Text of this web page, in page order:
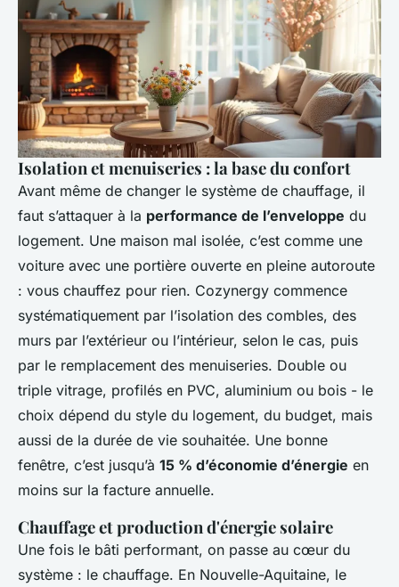
Isolation et menuiseries : la base du confort
Avant même de changer le système de chauffage, il
faut s’attaquer à la performance de l’enveloppe du
logement. Une maison mal isolée, c’est comme une
voiture avec une portière ouverte en pleine autoroute
: vous chauffez pour rien. Cozynergy commence
systématiquement par l’isolation des combles, des
murs par l’extérieur ou l’intérieur, selon le cas, puis
par le remplacement des menuiseries. Double ou
triple vitrage, profilés en PVC, aluminium ou bois - le
choix dépend du style du logement, du budget, mais
aussi de la durée de vie souhaitée. Une bonne
fenêtre, c’est jusqu’à 15 % d’économie d’énergie en
moins sur la facture annuelle.
Chauffage et production d'énergie solaire
Une fois le bâti performant, on passe au cœur du
système : le chauffage. En Nouvelle-Aquitaine, le